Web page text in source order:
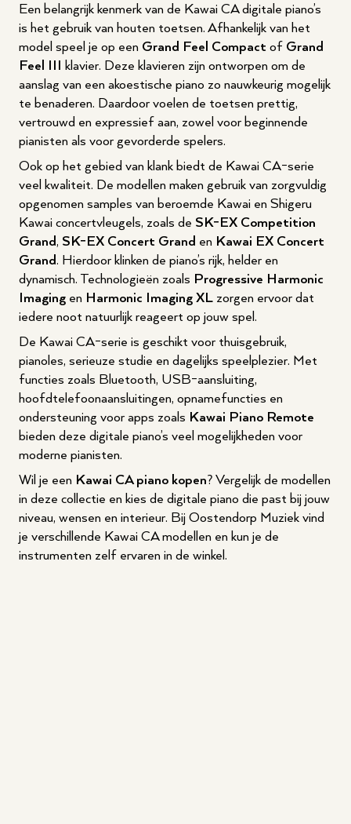
Een belangrijk kenmerk van de Kawai CA digitale piano’s
is het gebruik van houten toetsen. Afhankelijk van het
model speel je op een Grand Feel Compact of Grand
Feel III klavier. Deze klavieren zijn ontworpen om de
aanslag van een akoestische piano zo nauwkeurig mogelijk
te benaderen. Daardoor voelen de toetsen prettig,
vertrouwd en expressief aan, zowel voor beginnende
pianisten als voor gevorderde spelers.
Ook op het gebied van klank biedt de Kawai CA-serie
veel kwaliteit. De modellen maken gebruik van zorgvuldig
opgenomen samples van beroemde Kawai en Shigeru
Kawai concertvleugels, zoals de SK-EX Competition
Grand, SK-EX Concert Grand en Kawai EX Concert
Grand. Hierdoor klinken de piano’s rijk, helder en
dynamisch. Technologieën zoals Progressive Harmonic
Imaging en Harmonic Imaging XL zorgen ervoor dat
iedere noot natuurlijk reageert op jouw spel.
De Kawai CA-serie is geschikt voor thuisgebruik,
pianoles, serieuze studie en dagelijks speelplezier. Met
functies zoals Bluetooth, USB-aansluiting,
hoofdtelefoonaansluitingen, opnamefuncties en
ondersteuning voor apps zoals Kawai Piano Remote
bieden deze digitale piano’s veel mogelijkheden voor
moderne pianisten.
Wil je een Kawai CA piano kopen? Vergelijk de modellen
in deze collectie en kies de digitale piano die past bij jouw
niveau, wensen en interieur. Bij Oostendorp Muziek vind
je verschillende Kawai CA modellen en kun je de
instrumenten zelf ervaren in de winkel.